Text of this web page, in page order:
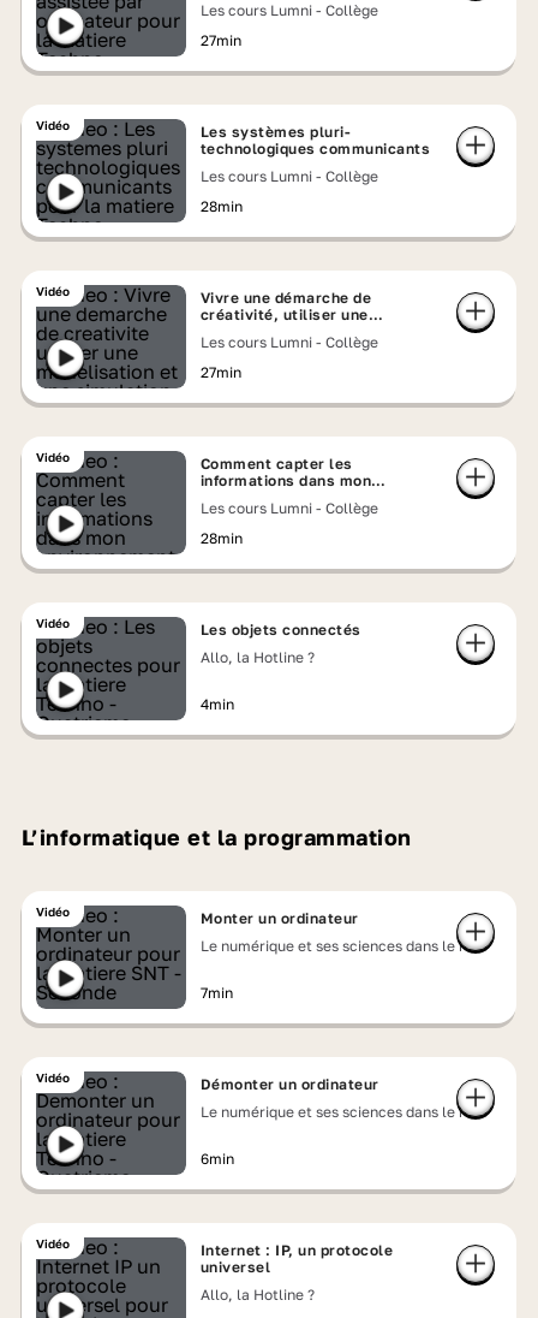
Les cours Lumni - Collège
27min
Vidéo
Les systèmes pluri-
technologiques communicants
Les cours Lumni - Collège
28min
Vidéo
Vivre une démarche de
créativité, utiliser une
Les cours Lumni - Collège
27min
Vidéo
Comment capter les
informations dans mon
directe et indirecte
Les cours Lumni - Collège
28min
Vidéo
Les objets connectés
Allo, la Hotline ?
4min
L’informatique et la programmation
Vidéo
Monter un ordinateur
Le numérique et ses sciences dans le réel
7min
Vidéo
Démonter un ordinateur
Le numérique et ses sciences dans le réel
6min
Vidéo
Internet : IP, un protocole
universel
Allo, la Hotline ?